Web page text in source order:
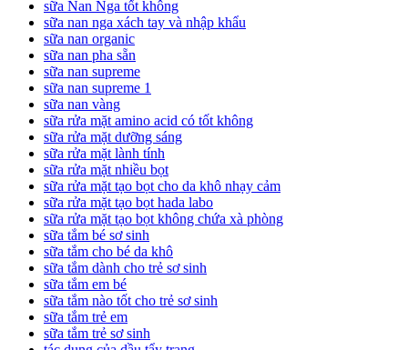
sữa Nan Nga tốt không
sữa nan nga xách tay và nhập khẩu
sữa nan organic
sữa nan pha sẵn
sữa nan supreme
sữa nan supreme 1
sữa nan vàng
sữa rửa mặt amino acid có tốt không
sữa rửa mặt dưỡng sáng
sữa rửa mặt lành tính
sữa rửa mặt nhiều bọt
sữa rửa mặt tạo bọt cho da khô nhạy cảm
sữa rửa mặt tạo bọt hada labo
sữa rửa mặt tạo bọt không chứa xà phòng
sữa tắm bé sơ sinh
sữa tắm cho bé da khô
sữa tắm dành cho trẻ sơ sinh
sữa tắm em bé
sữa tắm nào tốt cho trẻ sơ sinh
sữa tắm trẻ em
sữa tắm trẻ sơ sinh